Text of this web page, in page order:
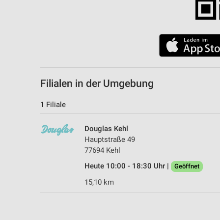
Filialen in der Umgebung
1 Filiale
Douglas Kehl
Hauptstraße 49
77694 Kehl
Heute 10:00 - 18:30 Uhr |
Geöffnet
15,10 km